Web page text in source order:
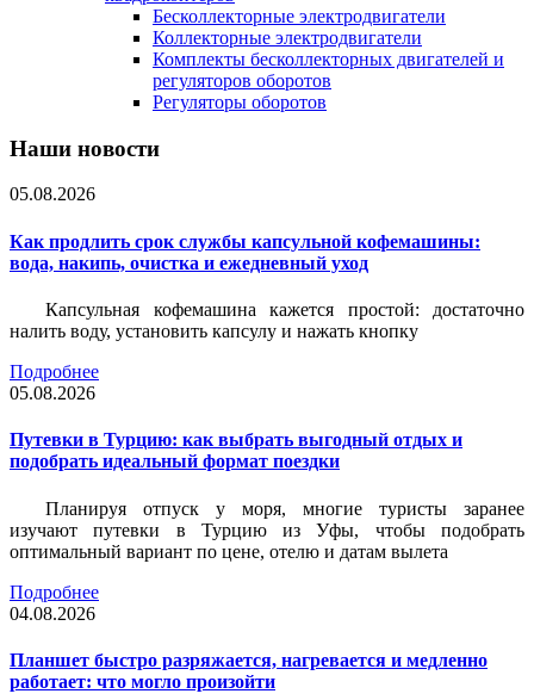
Бесколлекторные электродвигатели
Коллекторные электродвигатели
Комплекты бесколлекторных двигателей и
регуляторов оборотов
Регуляторы оборотов
Наши новости
05.08.2026
Как продлить срок службы капсульной кофемашины:
вода, накипь, очистка и ежедневный уход
Капсульная кофемашина кажется простой: достаточно
налить воду, установить капсулу и нажать кнопку
Подробнее
05.08.2026
Путевки в Турцию: как выбрать выгодный отдых и
подобрать идеальный формат поездки
Планируя отпуск у моря, многие туристы заранее
изучают путевки в Турцию из Уфы, чтобы подобрать
оптимальный вариант по цене, отелю и датам вылета
Подробнее
04.08.2026
Планшет быстро разряжается, нагревается и медленно
работает: что могло произойти